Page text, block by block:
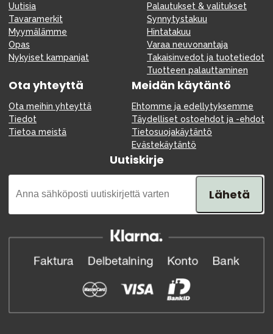
Uutisia
Tavaramerkit
Myymälämme
Opas
Nykyiset kampanjat
Palautukset & valitukset
Synnytystakuu
Hintatakuu
Varaa neuvonantaja
Takaisinvedot ja tuotetiedot
Tuotteen palauttaminen
Ota yhteyttä
Ota meihin yhteyttä
Tiedot
Tietoa meistä
Meidän käytäntö
Ehtomme ja edellytyksemme
Täydelliset ostoehdot ja -ehdot
Tietosuojakäytäntö
Evästekäytäntö
Uutiskirje
Lähetä